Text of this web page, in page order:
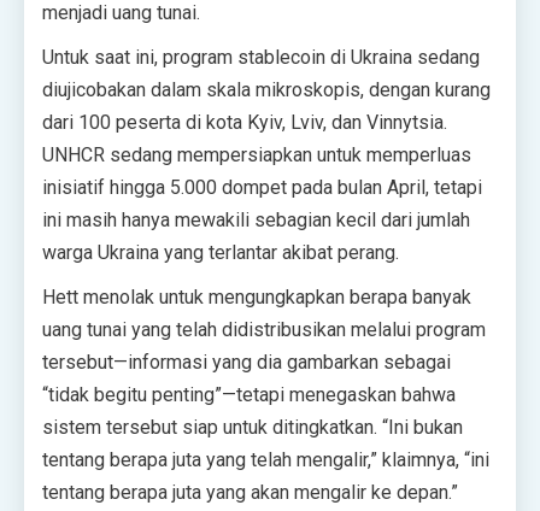
menjadi uang tunai.
Untuk saat ini, program stablecoin di Ukraina sedang
diujicobakan dalam skala mikroskopis, dengan kurang
dari 100 peserta di kota Kyiv, Lviv, dan Vinnytsia.
UNHCR sedang mempersiapkan untuk memperluas
inisiatif hingga 5.000 dompet pada bulan April, tetapi
ini masih hanya mewakili sebagian kecil dari jumlah
warga Ukraina yang terlantar akibat perang.
Hett menolak untuk mengungkapkan berapa banyak
uang tunai yang telah didistribusikan melalui program
tersebut—informasi yang dia gambarkan sebagai
“tidak begitu penting”—tetapi menegaskan bahwa
sistem tersebut siap untuk ditingkatkan. “Ini bukan
tentang berapa juta yang telah mengalir,” klaimnya, “ini
tentang berapa juta yang akan mengalir ke depan.”